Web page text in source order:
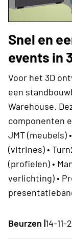
Snel en
events in
Voor het 3D
een
Warehouse.
componenten
JMT (meubels)
(vitrines) •
(profielen) •
verlichting) •
Beurzen |14-11-